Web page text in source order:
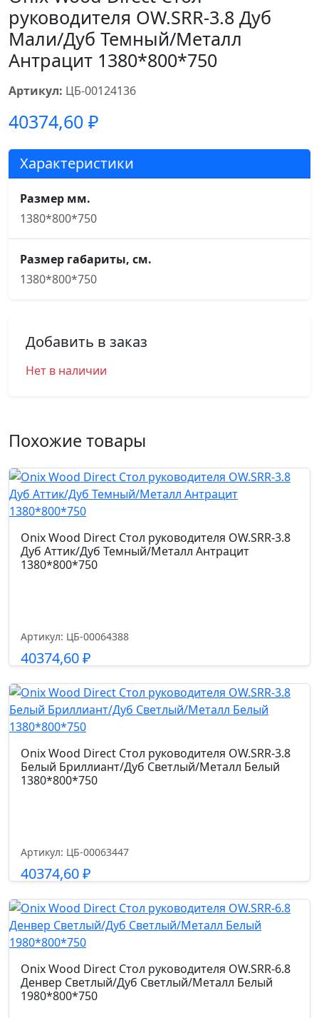
руководителя OW.SRR-3.8 Дуб
Мали/Дуб Темный/Металл
Антрацит 1380*800*750
Артикул: ЦБ-00124136
40374,60 ₽
Характеристики
Размер мм.
1380*800*750
Размер габариты, см.
1380*800*750
Добавить в заказ
Нет в наличии
Похожие товары
Onix Wood Direct Стол руководителя OW.SRR-3.8
Дуб Аттик/Дуб Темный/Металл Антрацит
1380*800*750
Артикул: ЦБ-00064388
40374,60₽
Подробнее
Onix Wood Direct Стол руководителя OW.SRR-3.8
Белый Бриллиант/Дуб Светлый/Металл Белый
1380*800*750
Артикул: ЦБ-00063447
40374,60₽
Подробнее
Onix Wood Direct Стол руководителя OW.SRR-6.8
Денвер Светлый/Дуб Светлый/Металл Белый
1980*800*750